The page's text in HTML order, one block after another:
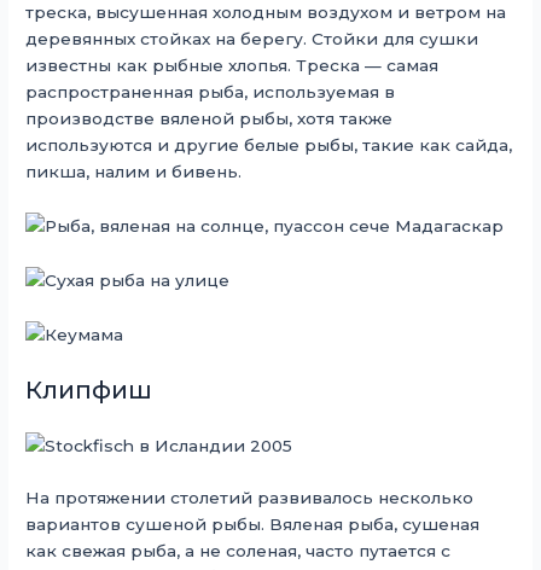
треска, высушенная холодным воздухом и ветром на
деревянных стойках на берегу. Стойки для сушки
известны как рыбные хлопья. Треска — самая
распространенная рыба, используемая в
производстве вяленой рыбы, хотя также
используются и другие белые рыбы, такие как сайда,
пикша, налим и бивень.
Клипфиш
На протяжении столетий развивалось несколько
вариантов сушеной рыбы. Вяленая рыба, сушеная
как свежая рыба, а не соленая, часто путается с